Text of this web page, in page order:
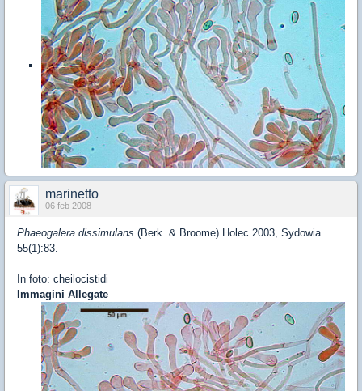
marinetto
06 feb 2008
Phaeogalera dissimulans (Berk. & Broome) Holec 2003, Sydowia
55(1):83.
In foto: cheilocistidi
Immagini Allegate